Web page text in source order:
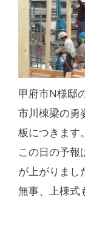
甲府市N様邸
市川棟梁の勇
板につきます。
この日の予報
が上がりまし
無事、上棟式